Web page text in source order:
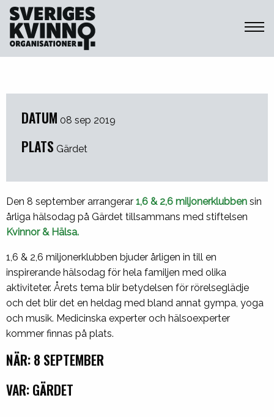
Sveriges Kvinnoorganisationer
DATUM 08 sep 2019
PLATS Gärdet
Den 8 september arrangerar 1,6 & 2,6 miljonerklubben sin
årliga hälsodag på Gärdet tillsammans med stiftelsen
Kvinnor & Hälsa.
1,6 & 2,6 miljonerklubben bjuder årligen in till en
inspirerande hälsodag för hela familjen med olika
aktiviteter. Årets tema blir betydelsen för rörelseglädje
och det blir det en heldag med bland annat gympa, yoga
och musik. Medicinska experter och hälsoexperter
kommer finnas på plats.
NÄR: 8 SEPTEMBER
VAR: GÄRDET